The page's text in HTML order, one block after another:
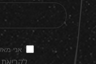
אני